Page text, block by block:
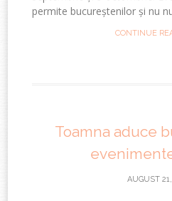
permite bucureștenilor și nu
CONTINUE
Toamna aduce
AUGUST